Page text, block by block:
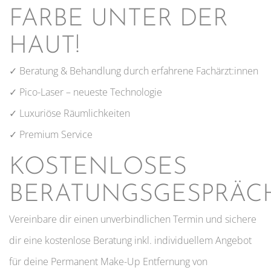
FARBE UNTER DER
HAUT!
✓ Beratung & Behandlung durch erfahrene Fachärzt:innen
✓ Pico-Laser – neueste Technologie
✓ Luxuriöse Räumlichkeiten
✓ Premium Service
KOSTENLOSES
Vereinbare dir einen unverbindlichen Termin und sichere
dir eine kostenlose Beratung inkl. individuellem Angebot
für deine Permanent Make-Up Entfernung von